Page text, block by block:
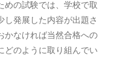
めの試験では、学校で取
し発展した内容が出題さ
かなければ当然合格への
どのように取り組んでい